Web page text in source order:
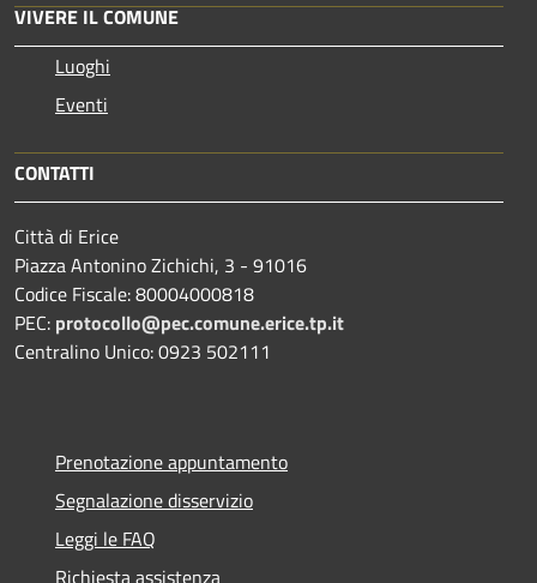
VIVERE IL COMUNE
Luoghi
Eventi
CONTATTI
Città di Erice
Piazza Antonino Zichichi, 3 - 91016
Codice Fiscale: 80004000818
PEC: protocollo@pec.comune.erice.tp.it
Centralino Unico: 0923 502111
Prenotazione appuntamento
Segnalazione disservizio
Leggi le FAQ
Richiesta assistenza